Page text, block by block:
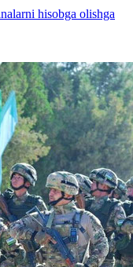
hisobga olishga